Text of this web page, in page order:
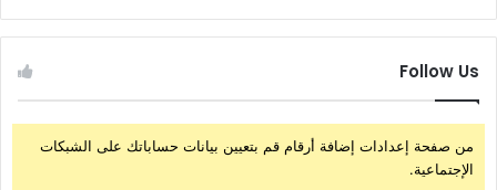
Follow Us
من صفحة إعدادات إضافة أرقام قم بتعيين بيانات حساباتك على الشبكات
الإجتماعية.